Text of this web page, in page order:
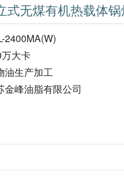
式无煤有机热载体锅
2400MA(W)
大卡
油生产加工
金峰油脂有限公司